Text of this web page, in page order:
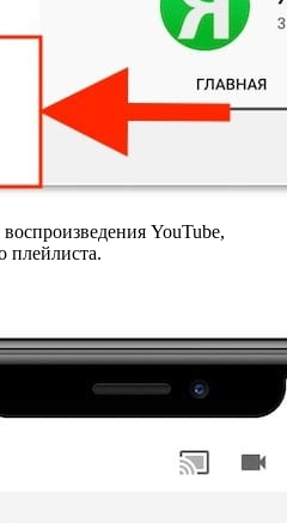
YouTube,
плейлиста.